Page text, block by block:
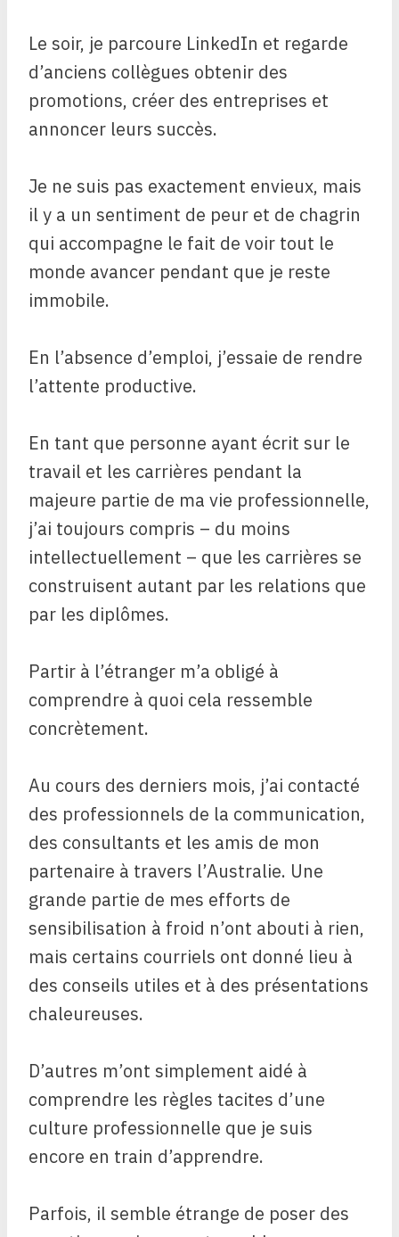
Le soir, je parcoure LinkedIn et regarde
d’anciens collègues obtenir des
promotions, créer des entreprises et
annoncer leurs succès.
Je ne suis pas exactement envieux, mais
il y a un sentiment de peur et de chagrin
qui accompagne le fait de voir tout le
monde avancer pendant que je reste
immobile.
En l’absence d’emploi, j’essaie de rendre
l’attente productive.
En tant que personne ayant écrit sur le
travail et les carrières pendant la
majeure partie de ma vie professionnelle,
j’ai toujours compris – du moins
intellectuellement – ​​que les carrières se
construisent autant par les relations que
par les diplômes.
Partir à l’étranger m’a obligé à
comprendre à quoi cela ressemble
concrètement.
Au cours des derniers mois, j’ai contacté
des professionnels de la communication,
des consultants et les amis de mon
partenaire à travers l’Australie. Une
grande partie de mes efforts de
sensibilisation à froid n’ont abouti à rien,
mais certains courriels ont donné lieu à
des conseils utiles et à des présentations
chaleureuses.
D’autres m’ont simplement aidé à
comprendre les règles tacites d’une
culture professionnelle que je suis
encore en train d’apprendre.
Parfois, il semble étrange de poser des